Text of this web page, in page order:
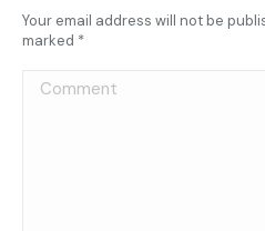
Your email address will not be
marked *
Comment